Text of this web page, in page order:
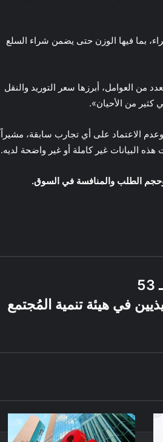
بما فيها الوزن حتى يضمن شراء السلع
من العوامل، أبرزها سعر التوريد والنقل
كثير من الأحيان».
الاعتماد على أي تجارب سابقة، مشيراً
البيانات غير كاملة أو غير واضحة لديه.
وحجم الطلب والمنافسة في السوق.
في هيئة تنمية المُجتمع